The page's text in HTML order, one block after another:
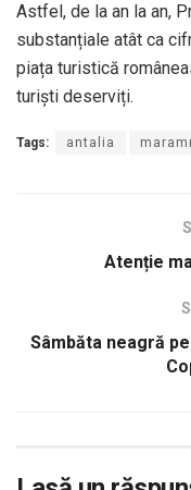
Astfel, de la an la an,
substanțiale atât ca
piața turistică
turiști deserviți.
Tags: antalia
Atenție
Sâmbăta neagră